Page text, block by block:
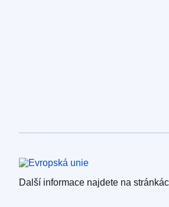
Evropská unie
Další informace najdete na